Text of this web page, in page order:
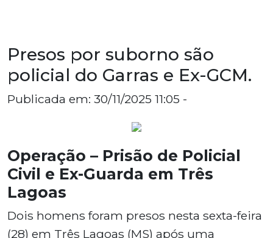
Presos por suborno são
policial do Garras e Ex-GCM.
Publicada em: 30/11/2025 11:05 -
Operação – Prisão de Policial
Civil e Ex-Guarda em Três
Lagoas
Dois homens foram presos nesta sexta-feira
(28) em Três Lagoas (MS) após uma